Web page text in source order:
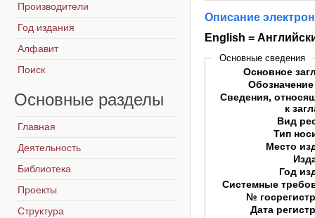
Описание
English =
Основные сведения
Основное
Сведения,
к
Вид
Тип
Место
Год
Системные
№
Дата
Производители
Год издания
Алфавит
Поиск
Основные разделы
Главная
Деятельность
Библиотека
Проекты
Структура